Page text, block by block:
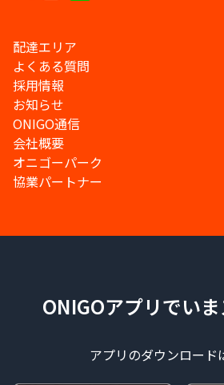
配達エリア
よくある質問
採用情報
お知らせ
ONIGO通信
会社概要
オニゴーパーク
協業パートナー
ONIGOアプリでい
アプリのダウンロード